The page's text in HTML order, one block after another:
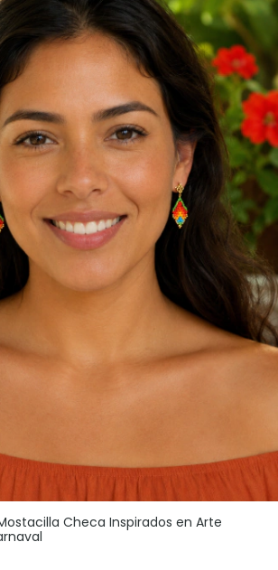
Checa Inspirados en Arte